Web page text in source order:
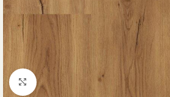
Klik om te vergroten